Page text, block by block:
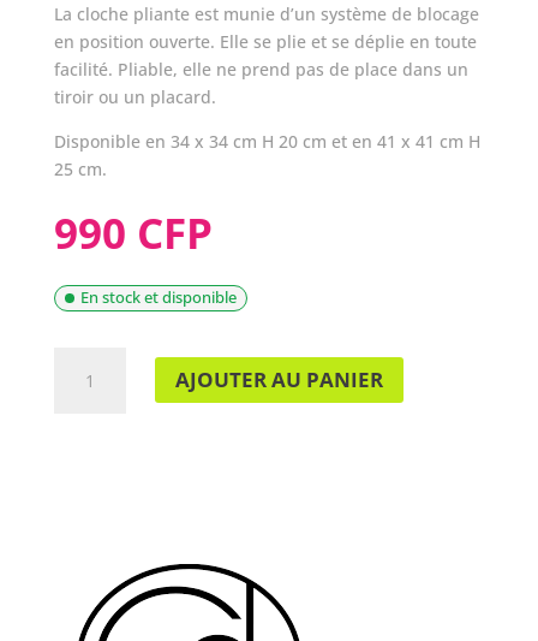
La cloche pliante est munie d’un système de blocage
en position ouverte. Elle se plie et se déplie en toute
facilité. Pliable, elle ne prend pas de place dans un
tiroir ou un placard.
Disponible en 34 x 34 cm H 20 cm et en 41 x 41 cm H
25 cm.
990 CFP
En stock et disponible
DIFFUSION
AJOUTER AU PANIER